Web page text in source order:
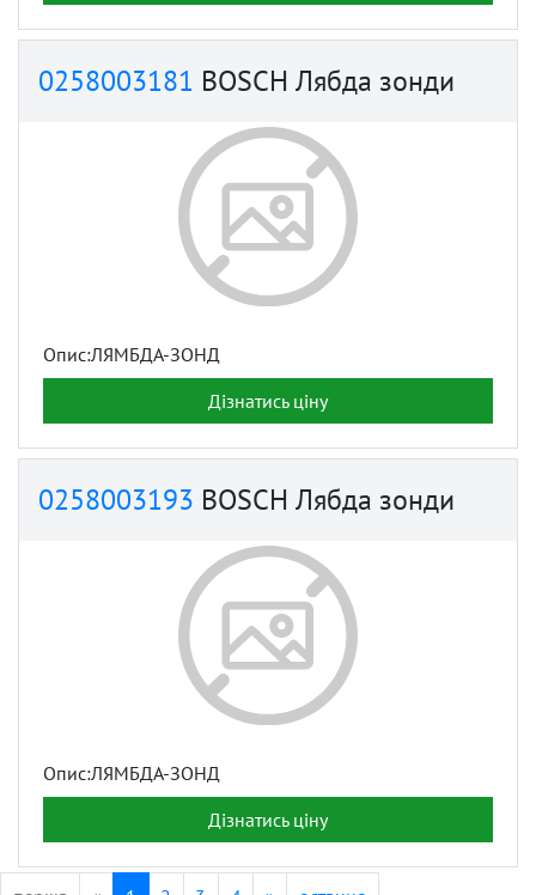
0258003181 BOSCH Лябда зонди
Опис:ЛЯМБДА-ЗОНД
Дізнатись ціну
0258003193 BOSCH Лябда зонди
Опис:ЛЯМБДА-ЗОНД
Дізнатись ціну